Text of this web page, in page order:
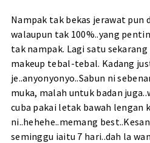
Nampak tak bekas jerawat pun
walaupun tak 100%..yang
tak nampak. Lagi satu
makeup tebal-tebal. Kadang
je..anyonyonyo..Sabun ni
muka, malah untuk badan
cuba pakai letak bawah lengan
ni..hehehe..memang
seminggu iaitu 7 hari..dah la